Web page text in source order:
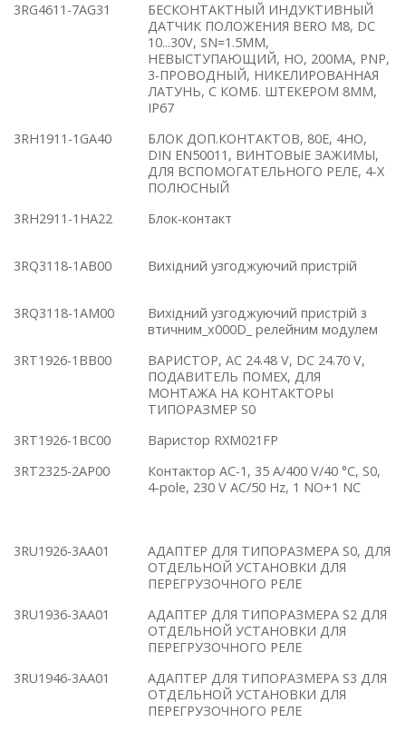
3RG4611-7AG31
БЕСКОНТАКТНЫЙ ИНДУКТИВНЫЙ
ДАТЧИК ПОЛОЖЕНИЯ BERO M8, DC
10...30V, SN=1.5ММ,
НЕВЫСТУПАЮЩИЙ, НО, 200MA, PNP,
3-ПРОВОДНЫЙ, НИКЕЛИРОВАННАЯ
ЛАТУНЬ, С КОМБ. ШТЕКЕРОМ 8ММ,
IP67
3RH1911-1GA40
БЛОК ДОП.КОНТАКТОВ, 80E, 4НО,
DIN EN50011, ВИНТОВЫЕ ЗАЖИМЫ,
ДЛЯ ВСПОМОГАТЕЛЬНОГО РЕЛЕ, 4-Х
ПОЛЮСНЫЙ
3RH2911-1HA22
Блок-контакт
3RQ3118-1AB00 Вихідний узгоджуючий пристрій
3RQ3118-1AM00
Вихідний узгоджуючий пристрій з
втичним_x000D_ релейним модулем
3RT1926-1BB00
ВАРИСТОР, AC 24.48 V, DC 24.70 V,
ПОДАВИТЕЛЬ ПОМЕХ, ДЛЯ
МОНТАЖА НА КОНТАКТОРЫ
ТИПОРАЗМЕР S0
3RT1926-1BC00
Варистор RXM021FP
3RT2325-2AP00
Контактор AC-1, 35 A/400 V/40 °C, S0,
4-pole, 230 V AC/50 Hz, 1 NO+1 NC
3RU1926-3AA01
АДАПТЕР ДЛЯ ТИПОРАЗМЕРА S0, ДЛЯ
ОТДЕЛЬНОЙ УСТАНОВКИ ДЛЯ
ПЕРЕГРУЗОЧНОГО РЕЛЕ
3RU1936-3AA01
АДАПТЕР ДЛЯ ТИПОРАЗМЕРА S2 ДЛЯ
ОТДЕЛЬНОЙ УСТАНОВКИ ДЛЯ
ПЕРЕГРУЗОЧНОГО РЕЛЕ
3RU1946-3AA01
АДАПТЕР ДЛЯ ТИПОРАЗМЕРА S3 ДЛЯ
ОТДЕЛЬНОЙ УСТАНОВКИ ДЛЯ
ПЕРЕГРУЗОЧНОГО РЕЛЕ